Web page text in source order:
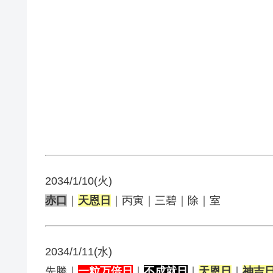
2034/1/10(火)
赤口 ｜ 天恩日 ｜丙寅｜三碧｜除｜室
2034/1/11(水)